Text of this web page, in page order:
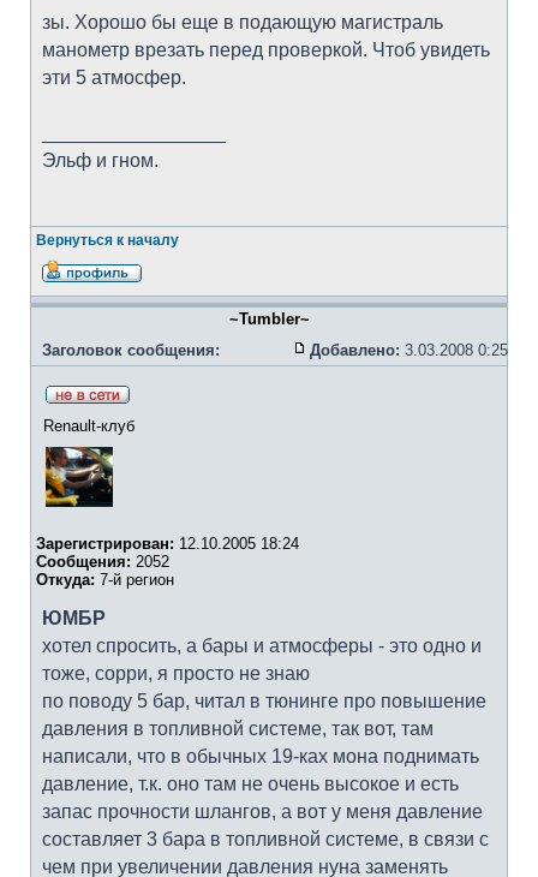
зы. Хорошо бы еще в подающую магистраль
манометр врезать перед проверкой. Чтоб увидеть
эти 5 атмосфер.
Эльф и гном.
Вернуться к началу
~Tumbler~
Заголовок сообщения:
Добавлено: 3.03.2008 0:25
Renault-клуб
Зарегистрирован: 12.10.2005 18:24
Сообщения: 2052
Откуда: 7-й регион
ЮМБР
хотел спросить, а бары и атмосферы - это одно и
тоже, сорри, я просто не знаю
по поводу 5 бар, читал в тюнинге про повышение
давления в топливной системе, так вот, там
написали, что в обычных 19-ках мона поднимать
давление, т.к. оно там не очень высокое и есть
запас прочности шлангов, а вот у меня давление
составляет 3 бара в топливной системе, в связи с
чем при увеличении давления нуна заменять